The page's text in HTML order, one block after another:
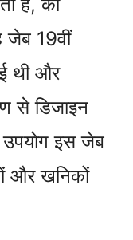
जेब 19वीं
थी और
से डिजाइन
इस जेब
और खनिकों